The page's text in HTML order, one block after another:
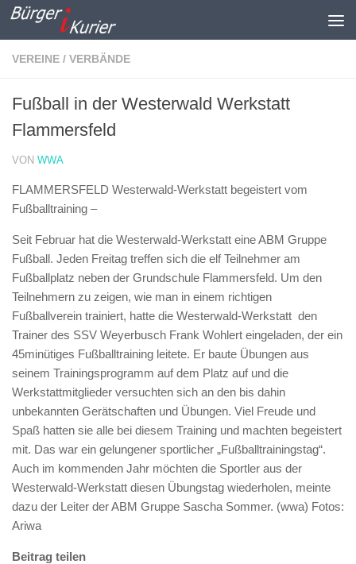
Zum Inhalt springen
VEREINE / VERBÄNDE
Fußball in der Westerwald Werkstatt
Flammersfeld
VON WWA
FLAMMERSFELD Westerwald-Werkstatt begeistert vom
Fußballtraining –
Seit Februar hat die Westerwald-Werkstatt eine ABM Gruppe
Fußball. Jeden Freitag treffen sich die elf Teilnehmer am
Fußballplatz neben der Grundschule Flammersfeld. Um den
Teilnehmern zu zeigen, wie man in einem richtigen
Fußballverein trainiert, hatte die Westerwald-Werkstatt den
Trainer des SSV Weyerbusch Frank Wohlert eingeladen, der ein
45minütiges Fußballtraining leitete. Er baute Übungen aus
seinem Trainingsprogramm auf dem Platz auf und die
Werkstattmitglieder versuchten sich an den bis dahin
unbekannten Gerätschaften und Übungen. Viel Freude und
Spaß hatten sie alle bei diesem Training und machten begeistert
mit. Das war ein gelungener sportlicher „Fußballtrainingstag“.
Auch im kommenden Jahr möchten die Sportler aus der
Westerwald-Werkstatt diesen Übungstag wiederholen, meinte
dazu der Leiter der ABM Gruppe Sascha Sommer. (wwa) Fotos:
Ariwa
Beitrag teilen